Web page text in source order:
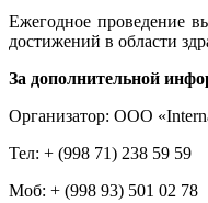
Ежегодное проведение
достижений в области
За дополнительной
Организатор: ООО
Тел: + (998 71) 238 59 59
Моб: + (998 93) 501 02 78